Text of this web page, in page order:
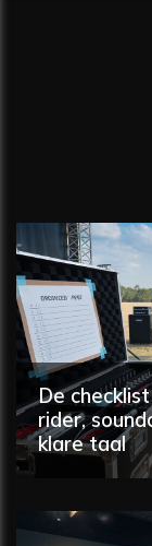
De
rider,
klare taal